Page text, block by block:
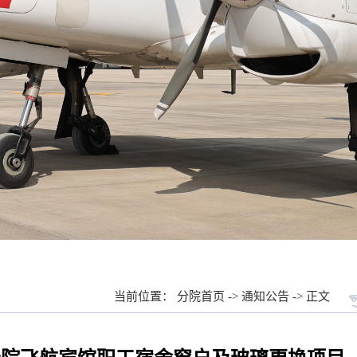
当前位置： 分院首页 -> 通知公告 -> 正文